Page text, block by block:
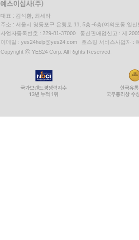
대표 : 김석환, 최세라
주소 : 서울시 영등포구 은행로 11, 5층~6층(여의도동,일신
사업자등록번호 : 229-81-37000 통신판매업신고 : 제
이메일 : yes24help@yes24.com 호스팅 서비스사업자 :
Copyright ⓒ YES24 Corp. All Rights Reserved.